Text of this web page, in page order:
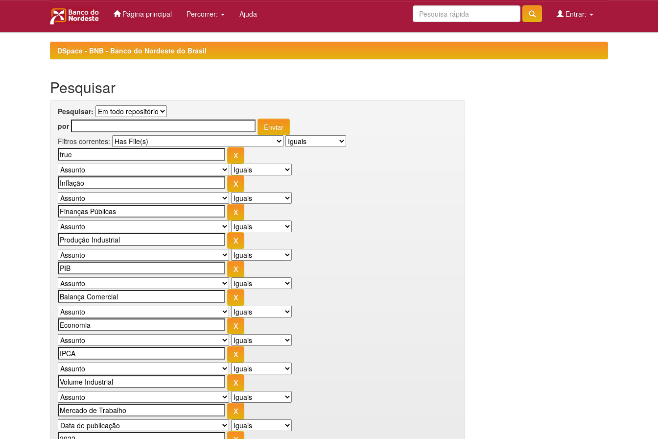
Página principal Percorrer: Ajuda Entrar:
DSpace - BNB - Banco do Nordeste do Brasil
Pesquisar
Pesquisar:
por
Filtros correntes: